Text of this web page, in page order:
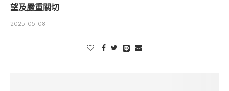
望及嚴重關切
2025-05-08